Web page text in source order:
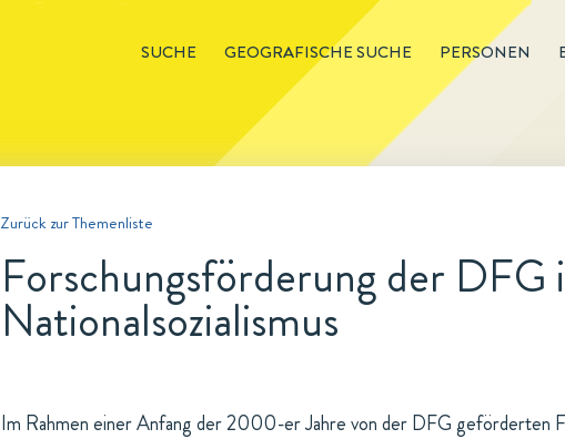
SUCHE GEOGRAFISCHE SUCHE PERSONEN
Zurück zur Themenliste
Forschungsförderung der DFG
Nationalsozialismus
Im Rahmen einer Anfang der 2000-er Jahre von der DFG geförderten